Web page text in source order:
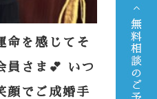
命を感じてそ
員さま💕 いつ
顔でご成婚手